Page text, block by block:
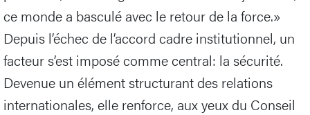
ce monde a basculé avec le retour de la force.»
Depuis l’échec de l’accord cadre institutionnel, un
facteur s’est imposé comme central: la sécurité.
Devenue un élément structurant des relations
internationales, elle renforce, aux yeux du Conseil